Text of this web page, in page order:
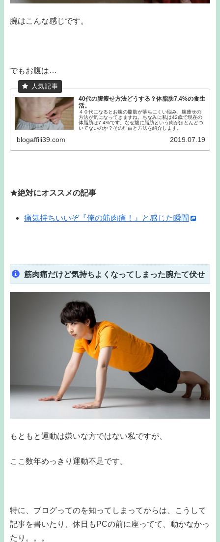
腕はこんな感じです。
でもお腹は…
40代の腹痩せ方法どうする？体脂肪7.4%の食生
活。
４０代になるとお腹の脂肪が落ちにくい悩み、腹痩せの
方法が気になってきますね。ちなみに私は42歳で現在の
体脂肪は7.4%です。なぜ腹に脂肪という肉がほとんどつ
いてないのか？その理由と方法を紹介します。
blogaffili39.com 2019.07.19
★絶対にオススメの記事
痛気持ちいいぞ『俺の筋肉痛！』と感じた瞬間
筋肉痛だけど気持ちよくなってしまった腕たて伏せ
もともと運動は嫌いな方ではない私ですが、
ここ数年めっきり運動不足です。
特に、ブログってのを知ってしまってからは、こうして
記事を書いたり、休日もPCの前に座ってて、動かなかっ
たり。。。